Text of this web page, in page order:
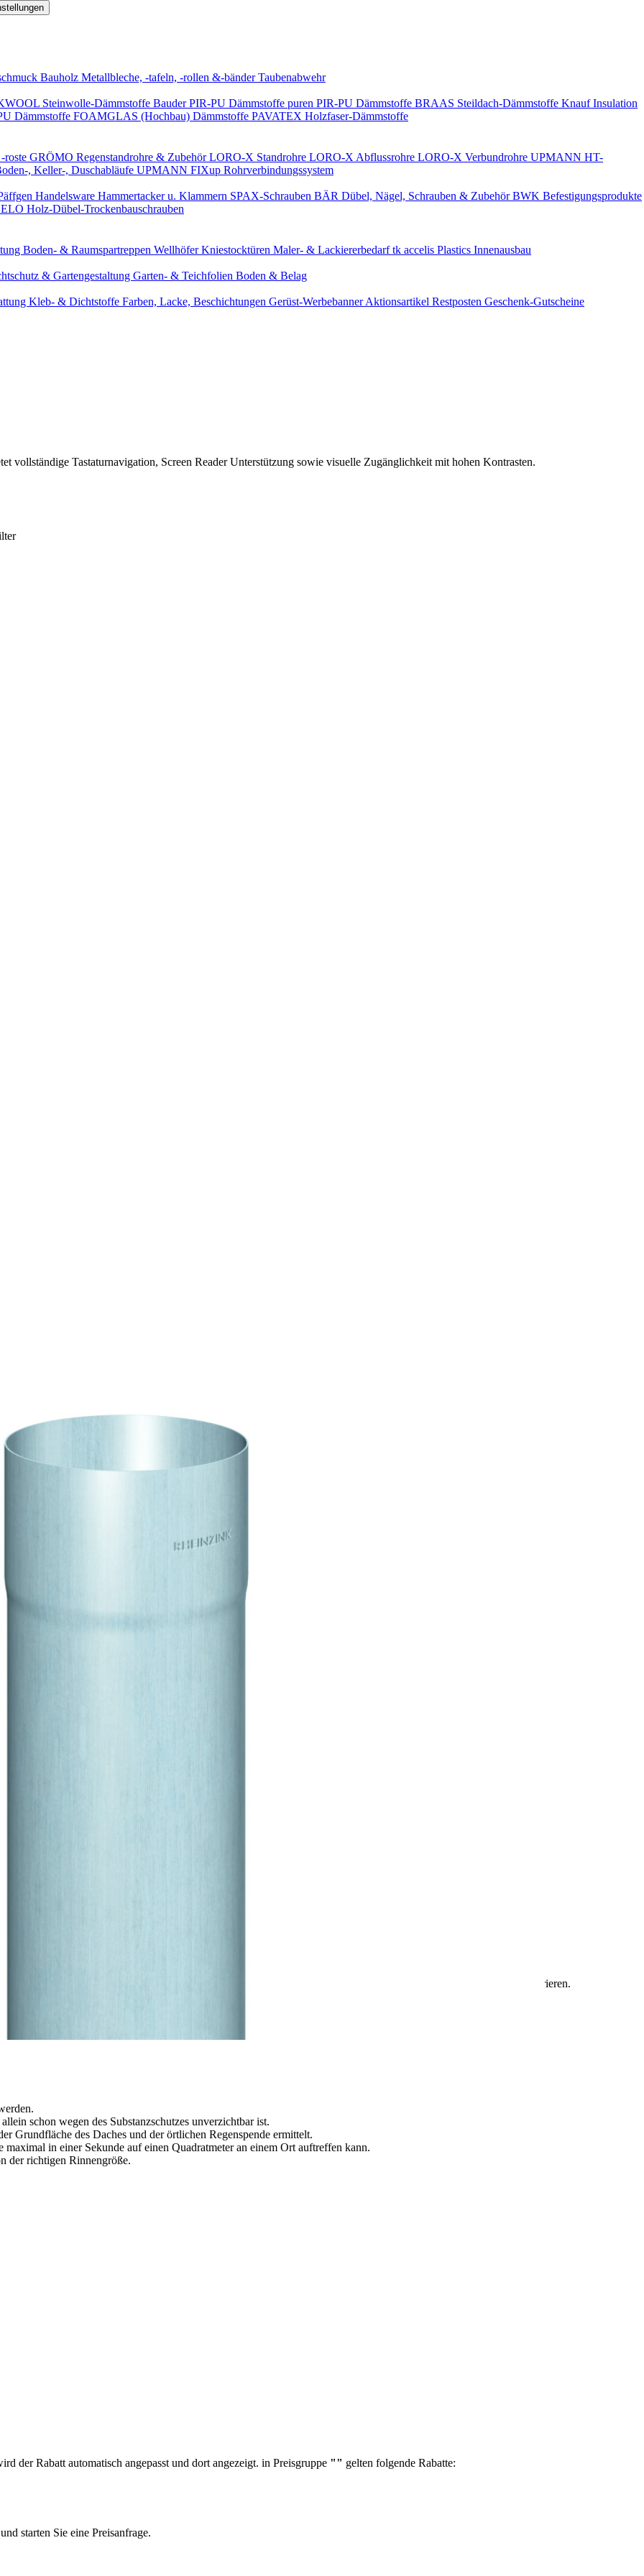
Bauholz Metallbleche, -tafeln, -rollen &-bänderTaubenabwehr
Steinwolle-Dämmstoffe Bauder PIR-PU Dämmstoffe puren PIR-PU Dämmstoffe BRAAS Steildach-Dämmstoffe Knauf Insulation
Dämmstoffe FOAMGLAS (Hochbau) Dämmstoffe PAVATEX Holzfaser-Dämmstoffe
roste GRÖMO Regenstandrohre & ZubehörLORO-X Standrohre LORO-X Abflussrohre LORO-X Verbundrohre UPMANN HT-
, Keller-, Duschabläufe UPMANN FIXup Rohrverbindungssystem
Handelsware Hammertacker u. Klammern SPAX-Schrauben BÄR Dübel, Nägel, Schrauben & ZubehörBWK Befestigungsprodukte
Holz-Dübel-Trockenbauschrauben
Boden- & Raumspartreppen Wellhöfer Kniestocktüren Maler- & Lackiererbedarftk accelis Plastics Innenausbau
& Gartengestaltung Garten- & Teichfolien Boden & Belag
Kleb- & Dichtstoffe Farben, Lacke, Beschichtungen Gerüst-WerbebannerAktionsartikel Restposten Geschenk-Gutscheine
vollständige Tastaturnavigation, Screen Reader Unterstützung sowie visuelle Zugänglichkeit mit hohen Kontrasten.
Sie 'f' um zwischen interaktiven Elementen zu wechseln und die
Anforderungen zu erfüllen.
sich mit dem umfangreichsten Sortiment von RHEINZINK harmonisch in das Gesamtbild eines Gebäudes integrieren.
schon wegen des Substanzschutzes unverzichtbar ist.
Grundfläche des Daches und der örtlichen Regenspende ermittelt.
in einer Sekunde auf einen Quadratmeter an einem Ort auftreffen kann.
der richtigen Rinnengröße.
der Rabatt automatisch angepasst und dort angezeigt. in Preisgruppe "" gelten folgende Rabatte:
starten Sie eine Preisanfrage.